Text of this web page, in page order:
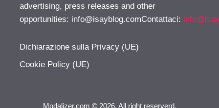
advertising, press releases and other
opportunities: info@isayblog.comContattaci:
Dichiarazione sulla Privacy (UE)
Cookie Policy (UE)
Modalizer.com © 2026. All right reserverd.